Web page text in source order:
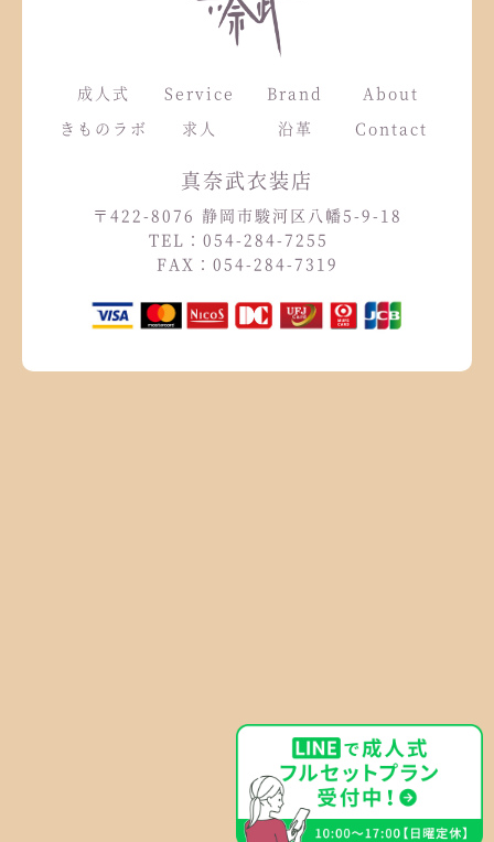
成人式 Service Brand
About
きものラボ
求人 沿革 Contact
真奈武衣装店
〒422-8076 静岡市駿河区八幡5-9-18
TEL：054-284-7255
FAX：054-284-7319
(C) 2023- MANABU Co.,Ltd.